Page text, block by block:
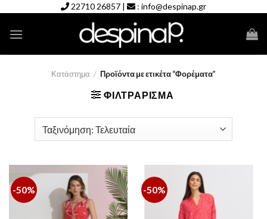
content
22710 26857 | : info@despinap.gr
Κατάστημα / Προϊόντα με ετικέτα “Φορέματα”
ΦΙΛΤΡΆΡΙΣΜΑ
-50% -50%